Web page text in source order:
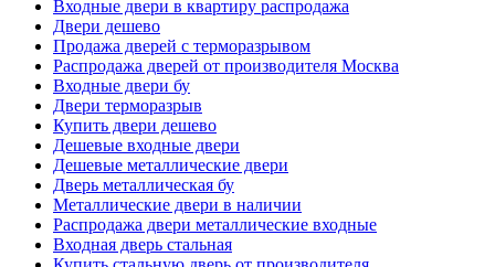
Входные двери в квартиру распродажа
Двери дешево
Продажа дверей с терморазрывом
Распродажа дверей от производителя Москва
Входные двери бу
Двери терморазрыв
Купить двери дешево
Дешевые входные двери
Дешевые металлические двери
Дверь металлическая бу
Металлические двери в наличии
Распродажа двери металлические входные
Входная дверь стальная